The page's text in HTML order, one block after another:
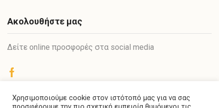
Ακολουθήστε μας
Δείτε online προσφορές στα social media
Στυλιανού Ζερβίδη 8-10
Χρησιμοποιούμε cookie στον ιστότοπό μας για να σας